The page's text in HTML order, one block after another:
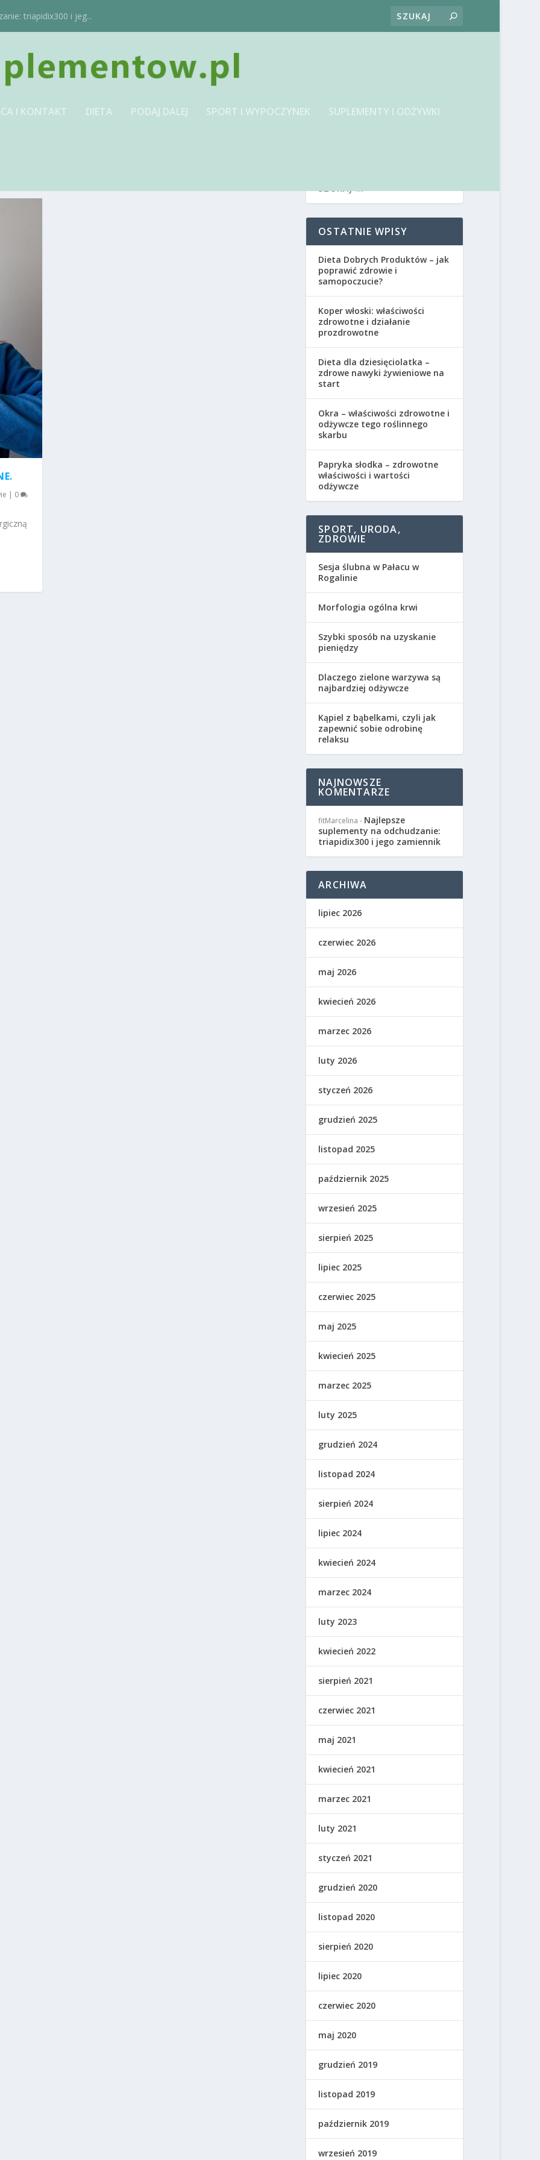
triapidix300 i jeg...
I KONTAKT DIETA PODAJ DALEJ SPORT I WYPOCZYNEK SUPLEMENTY I ODŻYWKI
| 0
OSTATNIE WPISY
Dieta Dobrych Produktów – jak
poprawić zdrowie i
samopoczucie?
Koper włoski: właściwości
zdrowotne i działanie
prozdrowotne
Dieta dla dziesięciolatka –
zdrowe nawyki żywieniowe na
start
Okra – właściwości zdrowotne i
odżywcze tego roślinnego
skarbu
Papryka słodka – zdrowotne
właściwości i wartości
odżywcze
SPORT, URODA,
ZDROWIE
Sesja ślubna w Pałacu w
Rogalinie
Morfologia ogólna krwi
Szybki sposób na uzyskanie
pieniędzy
Dlaczego zielone warzywa są
najbardziej odżywcze
Kąpiel z bąbelkami, czyli jak
zapewnić sobie odrobinę
relaksu
NAJNOWSZE
KOMENTARZE
fitMarcelina - Najlepsze
suplementy na odchudzanie:
triapidix300 i jego zamiennik
ARCHIWA
lipiec 2026
czerwiec 2026
maj 2026
kwiecień 2026
marzec 2026
luty 2026
styczeń 2026
grudzień 2025
listopad 2025
październik 2025
wrzesień 2025
sierpień 2025
lipiec 2025
czerwiec 2025
maj 2025
kwiecień 2025
marzec 2025
luty 2025
grudzień 2024
listopad 2024
sierpień 2024
lipiec 2024
kwiecień 2024
marzec 2024
luty 2023
kwiecień 2022
sierpień 2021
czerwiec 2021
maj 2021
kwiecień 2021
marzec 2021
luty 2021
styczeń 2021
grudzień 2020
listopad 2020
sierpień 2020
lipiec 2020
czerwiec 2020
maj 2020
grudzień 2019
listopad 2019
październik 2019
wrzesień 2019